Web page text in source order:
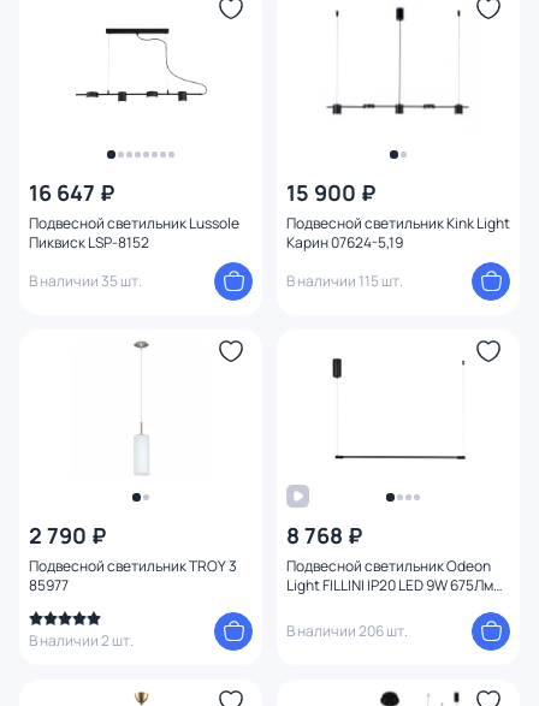
16 647 ₽
Подвесной светильник Lussole
Пиквиск LSP-8152
В наличии 35 шт.
15 900 ₽
Подвесной светильник Kink Light
Карин 07624-5,19
В наличии 115 шт.
2 790 ₽
Подвесной светильник TROY 3
85977
В наличии 2 шт.
8 768 ₽
Подвесной светильник Odeon
Light FILLINI IP20 LED 9W 675Лм
В наличии 206 шт.
Мощность ламп
Умный дом